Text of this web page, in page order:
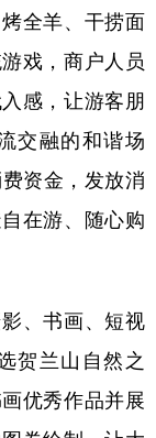
全羊、干捞面
戏，商户人员
感，让游客朋
交融的和谐场
资金，发放消
在游、随心购
、书画、短视
贺兰山自然之
优秀作品并展